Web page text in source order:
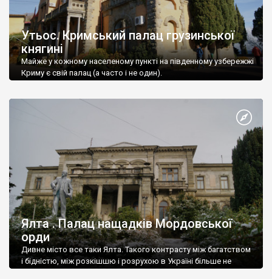
Утьос. Кримський палац грузинської
княгині
Майже у кожному населеному пункті на південному узбережжі
Криму є свій палац (а часто і не один).
Ялта . Палац нащадків Мордовської
орди
Дивне місто все таки Ялта. Такого контрасту між багатством
і бідністю, між розкішшю і розрухою в Україні більше не